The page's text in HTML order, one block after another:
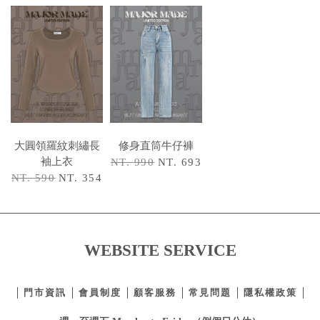
大圓領羅紋刺繡長
袖上衣
NT. 590 NT. 354
修身直筒牛仔褲
NT. 990 NT. 693
WEBSITE SERVICE
門市資訊 會員制度 顧客服務 常見問題 隱私權政策